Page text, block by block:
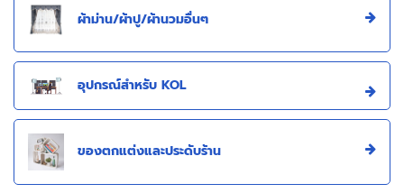
ผ้าม่าน/ผ้าปู/ผ้านวมอื่นๆ
อุปกรณ์สำหรับ KOL
ของตกแต่งและประดับร้าน